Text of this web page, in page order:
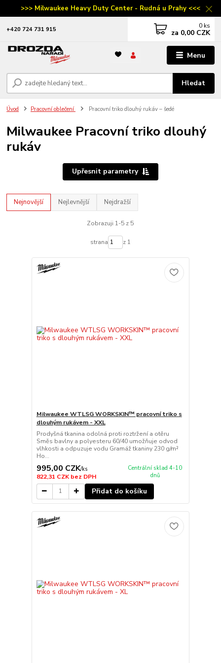
>>> Milwaukee Heavy Duty Center - Rudná u Prahy <<<
Menu
Hledat
‭+420 724 731 915 0 ks
za 0,00 CZK
Úvod Pracovní oblečení Pracovní triko dlouhý rukáv – šedé
Milwaukee Pracovní triko dlouhý
rukáv
Upřesnit parametry
Nejnovější Nejlevnější Nejdražší
Zobrazuji 1-5 z 5
strana z 1
Milwaukee WTLSG WORKSKIN™ pracovní triko s
dlouhým rukávem - XXL
Prodyšná tkanina odolná proti roztržení a otěru
Směs bavlny a polyesteru 60/40 umožňuje odvod
vlhkosti a odpuzuje vodu Gramáž tkaniny 230 g/m²
Ho...
995,00 CZK/ks
822,31 CZKbez DPH
Centrální sklad 4-10
dnů
Přidat do košíku